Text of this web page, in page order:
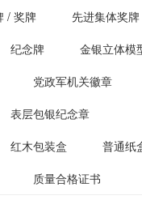
/ 奖牌 先进集体奖牌
纪念牌 金银立体模
党政军机关徽章
表层包银纪念章
红木包装盒 普通纸
质量合格证书